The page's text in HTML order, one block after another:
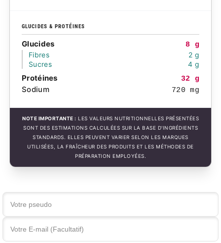
GLUCIDES & PROTÉINES
Glucides
8 g
Fibres
2 g
Sucres
4 g
Protéines 32 g
Sodium 720 mg
NOTE IMPORTANTE : LES VALEURS NUTRITIONNELLES PRÉSENTÉES
SONT DES ESTIMATIONS CALCULÉES SUR LA BASE D'INGRÉDIENTS
STANDARDS. ELLES PEUVENT VARIER SELON LES MARQUES
UTILISÉES, LA FRAÎCHEUR DES PRODUITS ET LES MÉTHODES DE
PRÉPARATION EMPLOYÉES.